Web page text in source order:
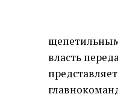
власть